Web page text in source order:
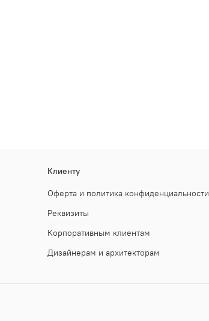
Клиенту
Оферта и политика конфиденциальности
Реквизиты
Корпоративным клиентам
Дизайнерам и архитекторам